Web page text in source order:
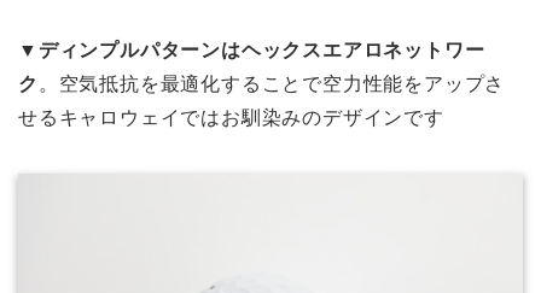
▼ディンプルパターンはヘックスエアロネットワー
ク 。空気抵抗を最適化することで空力性能をアップさ
せるキャロウェイではお馴染みのデザインです